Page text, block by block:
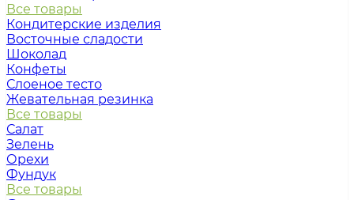
Все товары
Кондитерские изделия
Восточные сладости
Шоколад
Конфеты
Слоеное тесто
Жевательная резинка
Все товары
Салат
Зелень
Орехи
Фундук
Все товары